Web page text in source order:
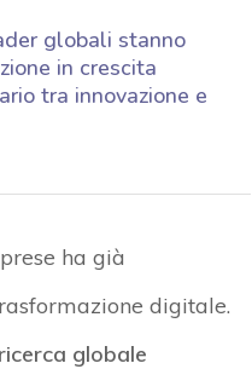
globali stanno
in crescita
tra innovazione e
ha già
digitale.
ricerca globale